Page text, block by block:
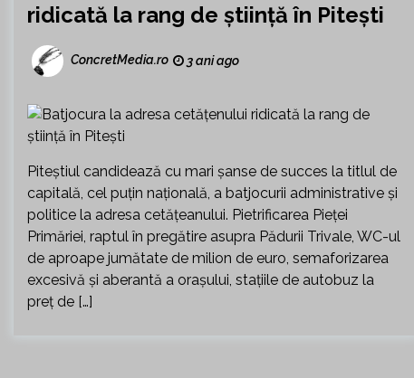
ridicată la rang de știință în Pitești
ConcretMedia.ro 3 ani ago
Piteștiul candidează cu mari șanse de succes la titlul de
capitală, cel puțin națională, a batjocurii administrative și
politice la adresa cetățeanului. Pietrificarea Pieței
Primăriei, raptul în pregătire asupra Pădurii Trivale, WC-ul
de aproape jumătate de milion de euro, semaforizarea
excesivă și aberantă a orașului, stațiile de autobuz la
preț de […]